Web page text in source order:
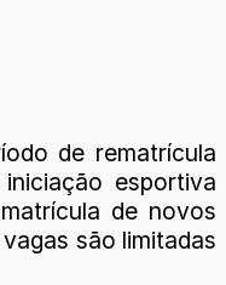
de rematrícula
esportiva
de novos
são limitadas